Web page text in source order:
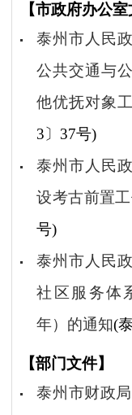
【市政府办公室
泰州市人民
公共交通与
他优抚对象
3〕37号)
泰州市人民
设考古前置
号)
泰州市人民
社区服务体
年）的通知(
【部门文件】
泰州市财政